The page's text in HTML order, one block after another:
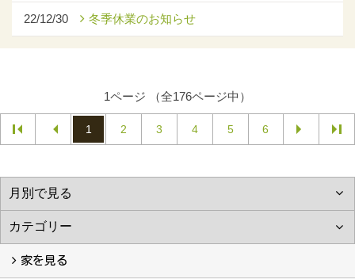
22/12/30 冬季休業のお知らせ
1ページ （全176ページ中）
1 2 3 4 5 6
家を見る